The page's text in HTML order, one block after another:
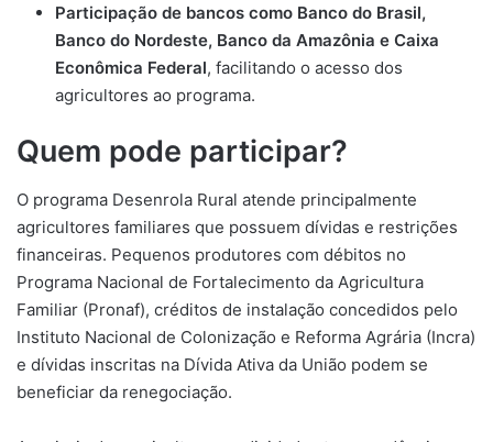
Participação de bancos como Banco do Brasil,
Banco do Nordeste, Banco da Amazônia e Caixa
Econômica Federal, facilitando o acesso dos
agricultores ao programa.
Quem pode participar?
O programa Desenrola Rural atende principalmente
agricultores familiares que possuem dívidas e restrições
financeiras. Pequenos produtores com débitos no
Programa Nacional de Fortalecimento da Agricultura
Familiar (Pronaf), créditos de instalação concedidos pelo
Instituto Nacional de Colonização e Reforma Agrária (Incra)
e dívidas inscritas na Dívida Ativa da União podem se
beneficiar da renegociação.